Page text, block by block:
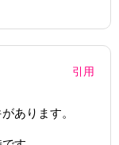
引用
あります。